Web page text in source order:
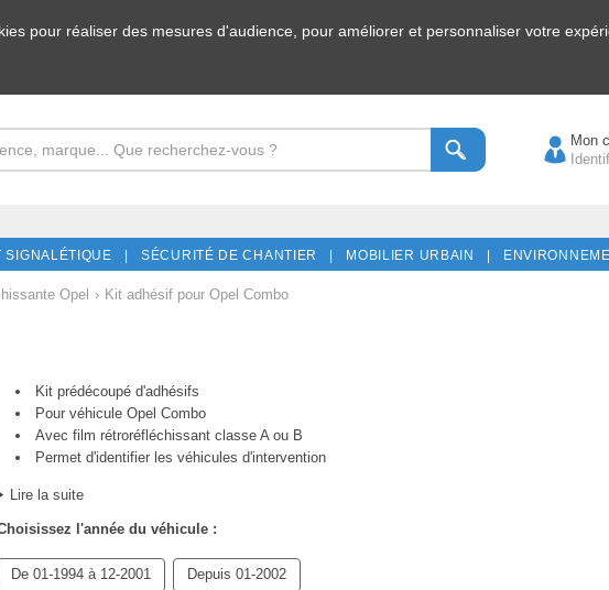
pour réaliser des mesures d'audience, pour améliorer et personnaliser votre
Mon
SIGNALÉTIQUE | SÉCURITÉ DE CHANTIER | MOBILIER URBAIN |
Opel › Kit adhésif pour Opel Combo
Kit prédécoupé d'adhésifs
Pour véhicule Opel Combo
Avec film rétroréfléchissant classe A ou B
Permet d'identifier les véhicules d'intervention
Lire la suite
l'année du véhicule :
De 01-1994 à 12-2001 Depuis 01-2002